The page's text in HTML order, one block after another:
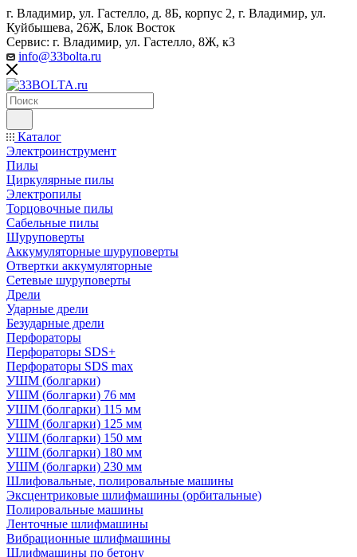
г. Владимир, ул. Гастелло, д. 8Б, корпус 2, г. Владимир, ул. ​
Куйбышева, 26Ж, Блок Восток
Сервис: г. Владимир, ул. Гастелло, 8Ж, к3
info@33bolta.ru
Каталог
Электроинструмент
Пилы
Циркулярные пилы
Электропилы
Торцовочные пилы
Сабельные пилы
Шуруповерты
Аккумуляторные шуруповерты
Отвертки аккумуляторные
Сетевые шуруповерты
Дрели
Ударные дрели
Безударные дрели
Перфораторы
Перфораторы SDS+
Перфораторы SDS max
УШМ (болгарки)
УШМ (болгарки) 76 мм
УШМ (болгарки) 115 мм
УШМ (болгарки) 125 мм
УШМ (болгарки) 150 мм
УШМ (болгарки) 180 мм
УШМ (болгарки) 230 мм
Шлифовальные, полировальные машины
Эксцентриковые шлифмашины (орбитальные)
Полировальные машины
Ленточные шлифмашины
Вибрационные шлифмашины
Шлифмашины по бетону